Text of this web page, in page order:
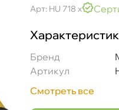
Арт: HU 718 x
Бренд
Артикул
Смотреть все